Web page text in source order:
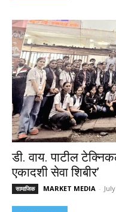
डी. वाय. पाटील
एकादशी सेवा शिबीर’
सामाजिक MARKET MEDIA -